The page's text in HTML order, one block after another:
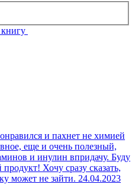
книгу
и пахнет не химией
еще и очень полезный,
и инулин впридачу. Буду
Хочу сразу сказать,
может не зайти. 24.04.2023